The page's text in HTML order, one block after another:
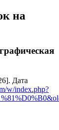
на
Дата
w/index.php?